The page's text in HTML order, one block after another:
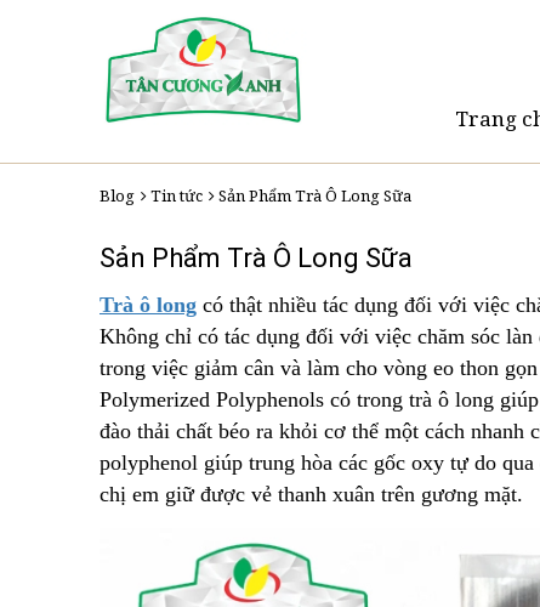
Trang
Blog Tin tức Sản Phẩm Trà Ô Long Sữa
Sản Phẩm Trà Ô Long Sữa
Trà ô long có thật nhiều tác dụng đối với việc
Không chỉ có tác dụng đối với việc chăm sóc
trong việc giảm cân và làm cho vòng eo thon
Polymerized Polyphenols có trong trà ô long
đào thải chất béo ra khỏi cơ thể một cách
polyphenol giúp trung hòa các gốc oxy tự do
chị em giữ được vẻ thanh xuân trên gương mặt.